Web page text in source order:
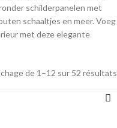
schilderpanelen met
schaaltjes en meer. Voeg
met deze elegante
de 1–12 sur 52 résultats